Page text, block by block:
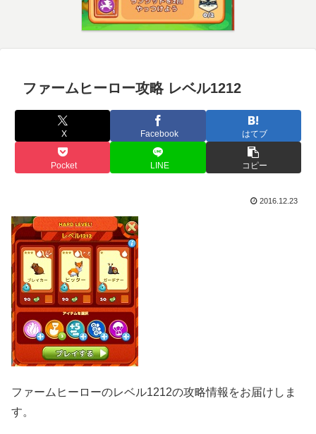
ファームヒーロー攻略 レベル1212
X Facebook はてブ
Pocket LINE コピー
2016.12.23
ファームヒーローのレベル1212の攻略情報をお届けしま
す。